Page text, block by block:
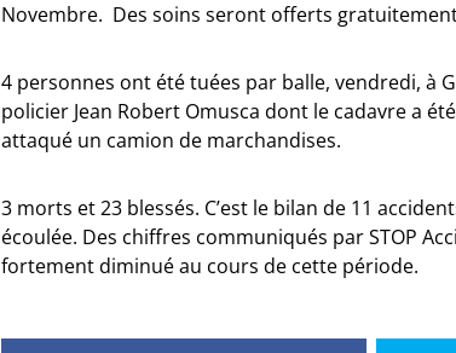
Novembre. Des soins seront offerts
4 personnes ont été tuées par balle, vendredi, à
policier Jean Robert Omusca dont le cadavre a
attaqué un camion de marchandises.
3 morts et 23 blessés. C’est le bilan de 11
écoulée. Des chiffres communiqués par STOP
fortement diminué au cours de cette période.